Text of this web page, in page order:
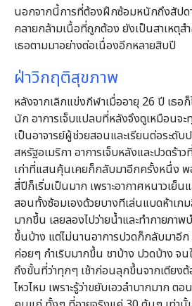
นอกจากนี้การที่ต้องฝึกซ้อมหนักถึงสัปดา
คลายกล้ามเนื้อที่ถูกต้อง ยังเป็นสาเห
เธอตามมาอย่างต่อเนื่องอีกหลายสิบปี
ฝ่าวิกฤติสุขภาพ
หลังจากเลิกแข่งกีฬาเมื่ออายุ 26 ปี เธอ
นัก อาการเจ็บแปลบที่หลังจึงดูเหมือนจะ
เป็นอาจารย์ผู้ช่วยสอนและเรียนต่อระดั
สหรัฐอเมริกา อาการเจ็บหลังและปวดร้า
เก่าที่แสนคุ้นเคยก็กลับมาอีกครั้งหนึ่ง พ
สี่ปีก็เริ่มเป็นมาก เพราะอากาศหนาวเย็น
สอนทั้งซ้อมเองด้วยบางทีเล่นแบดห้าเก
มากขึ้น เลยลองไปว่ายน้ำและทำกายภ
ขึ้นบ้าง แต่ไม่นานอาการปวดก็กลับมาอีก
ค่อยๆ กำเริบมากขึ้น ชาบ้าง ปวดบ้าง จ
ถึงขั้นที่ว่าทุกๆ เช้าก่อนลุกขึ้นจากเตียง
ไหวไหม เพราะรู้ว่าขยับเอวลำบากมาก ต